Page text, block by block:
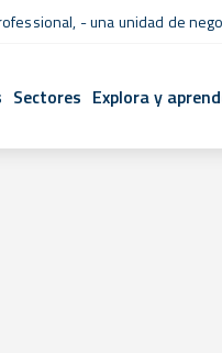
- una unidad de
Sectores Explora y